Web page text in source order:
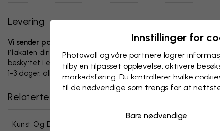
Levering
Vi sender pakken innen 1-3 dager:
Plakaten din og alt tilbehør er nøye pakket og levert
beskyttet i en slitesterk bølgepappboks. Pakken sendes innen
1-3 dager, alltid med fri frakt.
Relaterte kategorier
Kunst Og Design
Innstillinger for
Photowall og våre partnere lagrer
tilby en tilpasset opplevelse, aktivere
markedsføring. Du kontrollerer hvilke
til de nødvendige som trengs for at
Bare nødvendige